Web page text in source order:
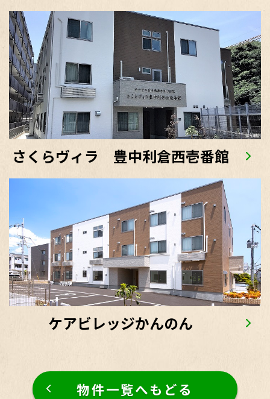
さくらヴィラ 豊中利倉西壱番館
ケアビレッジかんのん
物件一覧へもどる